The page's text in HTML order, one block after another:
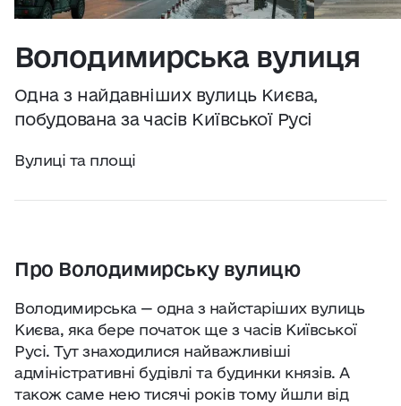
Про нас
Співпраця
Київ сьогодні
Найкращі готелі, ресторани та визначні
Практичні поради
Джерело:openweathermap.org
Володимирська вулиця
Одна з найдавніших вулиць Києва,
побудована за часів Київської Русі
Вулиці та площі
Про Володимирську вулицю
Володимирська — одна з найстаріших вулиць
Києва, яка бере початок ще з часів Київської
Русі. Тут знаходилися найважливіші
адміністративні будівлі та будинки князів. А
також саме нею тисячі років тому йшли від